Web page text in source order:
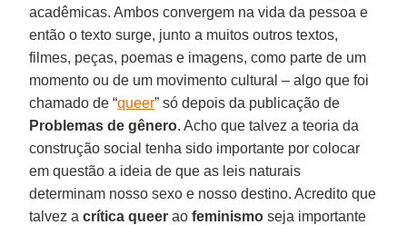
acadêmicas. Ambos convergem na vida da pessoa e
então o texto surge, junto a muitos outros textos,
filmes, peças, poemas e imagens, como parte de um
momento ou de um movimento cultural – algo que foi
chamado de “queer” só depois da publicação de
Problemas de gênero. Acho que talvez a teoria da
construção social tenha sido importante por colocar
em questão a ideia de que as leis naturais
determinam nosso sexo e nosso destino. Acredito que
talvez acrítica queer aofeminismo seja importante